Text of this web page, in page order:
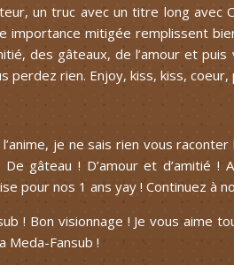
un truc avec un titre long avec
importance mitigée remplissent
des gâteaux, de l’amour et puis
perdez rien. Enjoy, kiss, kiss,
je ne sais rien vous
gâteau ! D’amour et d’amitié !
pour nos 1 ans yay ! Continuez à
! Bon visionnage ! Je vous aime
Meda-Fansub !